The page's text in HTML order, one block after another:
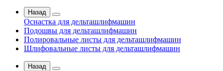
Назад
Оснастка для дельташлифмашин
Подошвы для дельташлифмашин
Полировальные листы для дельташлифмашин
Шлифовальные листы для дельташлифмашин
Назад